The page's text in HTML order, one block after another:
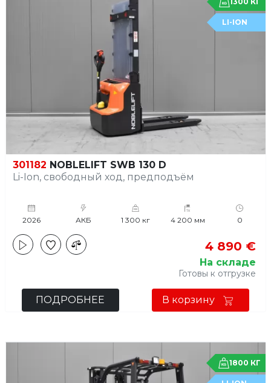
LI-ION
301182 NOBLELIFT SWB 130 D
Li-Ion, свободный ход, предподъём
2026 АКБ 1 300 кг 4 200 мм 0
4 890 €
На складе
Готовы к отгрузке
ПОДРОБНЕЕ В корзину
1800 КГ